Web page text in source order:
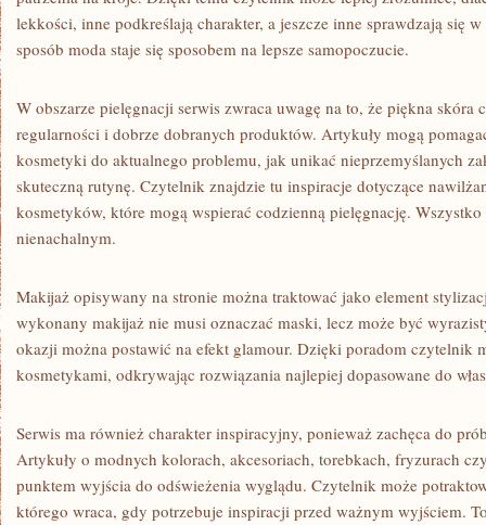
lekkości, inne podkreślają charakter, a jeszcze inne sprawdzają się
sposób moda staje się sposobem na lepsze samopoczucie.
W obszarze pielęgnacji serwis zwraca uwagę na to, że piękna skóra
regularności i dobrze dobranych produktów. Artykuły mogą
kosmetyki do aktualnego problemu, jak unikać nieprzemyślanych
skuteczną rutynę. Czytelnik znajdzie tu inspiracje dotyczące
kosmetyków, które mogą wspierać codzienną pielęgnację.
nienachalnym.
Makijaż opisywany na stronie można traktować jako element
wykonany makijaż nie musi oznaczać maski, lecz może być
okazji można postawić na efekt glamour. Dzięki poradom czytelnik
kosmetykami, odkrywając rozwiązania najlepiej dopasowane do
Serwis ma również charakter inspiracyjny, ponieważ zachęca do
Artykuły o modnych kolorach, akcesoriach, torebkach, fryzurach
punktem wyjścia do odświeżenia wyglądu. Czytelnik może
którego wraca, gdy potrzebuje inspiracji przed ważnym wyjściem.